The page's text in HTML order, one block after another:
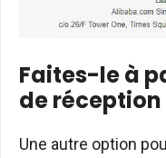
Faites-le à
de réception
Une autre option